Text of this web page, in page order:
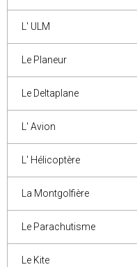
L' ULM
Le Planeur
Le Deltaplane
L' Avion
L' Hélicoptère
La Montgolfière
Le Parachutisme
Le Kite